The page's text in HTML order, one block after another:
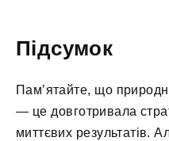
Підсумок
Пам’ятайте, що
— це довготривала
миттєвих результатів.